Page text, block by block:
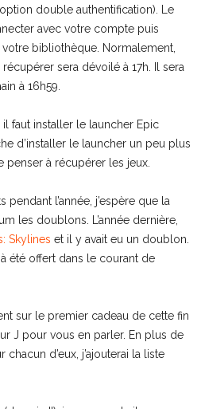
double authentification). Le
avec votre compte puis
bibliothèque. Normalement,
sera dévoilé à 17h. Il sera
à 16h59.
faut installer le launcher Epic
d’installer le launcher un peu plus
à récupérer les jeux.
l’année, j’espère que la
les doublons. L’année dernière,
Skylines et il y avait eu un doublon.
été offert dans le courant de
sur le premier cadeau de cette fin
J pour vous en parler. En plus de
d’eux, j’ajouterai la liste